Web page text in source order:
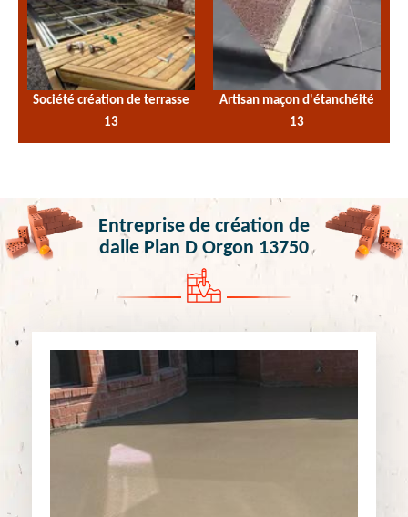
Société création de terrasse
13
Artisan maçon d'étanchéité
13
Entreprise de création de
dalle Plan D Orgon 13750